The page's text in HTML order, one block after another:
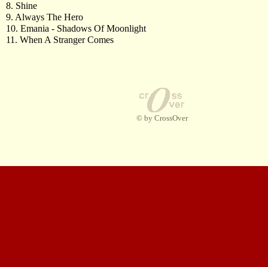
8. Shine
9. Always The Hero
10. Emania - Shadows Of Moonlight
11. When A Stranger Comes
© by CrossOver